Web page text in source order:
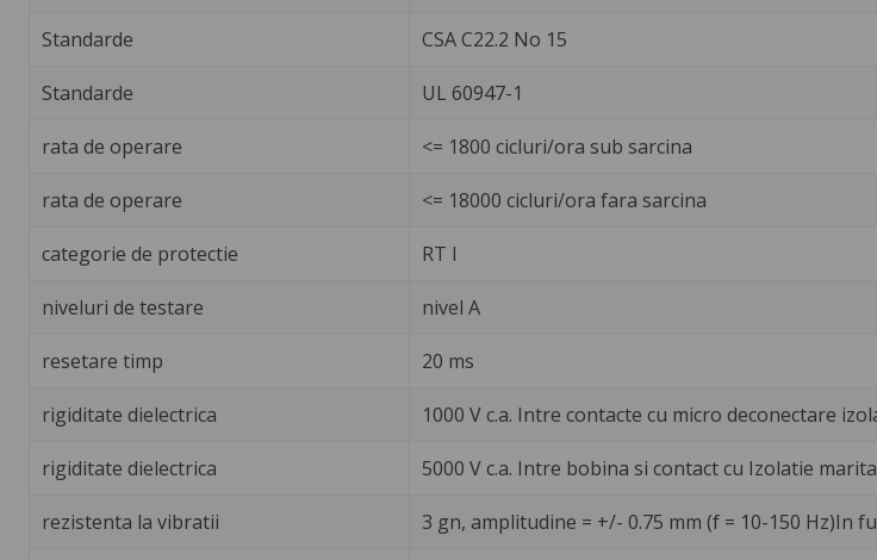
Standarde CSA C22.2 No 15
Standarde UL 60947-1
rata de operare <= 1800 cicluri/ora sub sarcina
rata de operare <= 18000 cicluri/ora fara sarcina
categorie de protectie RT I
niveluri de testare nivel A
resetare timp 20 ms
rigiditate dielectrica 1000 V c.a. Intre contacte cu micro deconectare
rigiditate dielectrica 5000 V c.a. Intre bobina si contact cu Izolatie
rezistenta la vibratii 3 gn, amplitudine = +/- 0.75 mm (f = 10-150 Hz)In